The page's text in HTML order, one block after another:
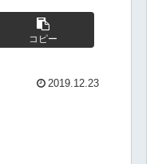
コピー
2019.12.23